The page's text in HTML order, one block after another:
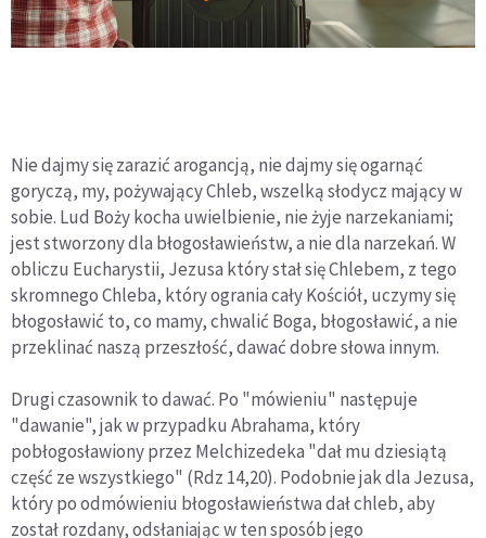
Nie dajmy się zarazić arogancją, nie dajmy się ogarnąć
goryczą, my, pożywający Chleb, wszelką słodycz mający w
sobie. Lud Boży kocha uwielbienie, nie żyje narzekaniami;
jest stworzony dla błogosławieństw, a nie dla narzekań. W
obliczu Eucharystii, Jezusa który stał się Chlebem, z tego
skromnego Chleba, który ogrania cały Kościół, uczymy się
błogosławić to, co mamy, chwalić Boga, błogosławić, a nie
przeklinać naszą przeszłość, dawać dobre słowa innym.
Drugi czasownik to dawać. Po "mówieniu" następuje
"dawanie", jak w przypadku Abrahama, który
pobłogosławiony przez Melchizedeka "dał mu dziesiątą
część ze wszystkiego" (Rdz 14,20). Podobnie jak dla Jezusa,
który po odmówieniu błogosławieństwa dał chleb, aby
został rozdany, odsłaniając w ten sposób jego